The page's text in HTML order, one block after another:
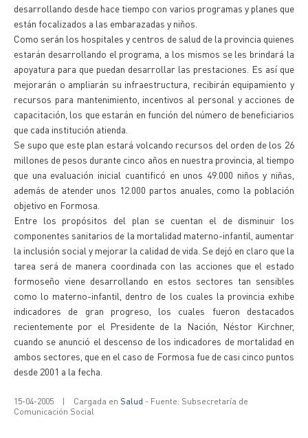
desarrollando desde hace tiempo con varios programas y planes que
están focalizados a las embarazadas y niños.
Como serán los hospitales y centros de salud de la provincia quienes
estarán desarrollando el programa, a los mismos se les brindará la
apoyatura para que puedan desarrollar las prestaciones. Es así que
mejorarán o ampliarán su infraestructura, recibirán equipamiento y
recursos para mantenimiento, incentivos al personal y acciones de
capacitación, los que estarán en función del número de beneficiarios
que cada institución atienda.
Se supo que este plan estará volcando recursos del orden de los 26
millones de pesos durante cinco años en nuestra provincia, al tiempo
que una evaluación inicial cuantificó en unos 49.000 niños y niñas,
además de atender unos 12.000 partos anuales, como la población
objetivo en Formosa.
Entre los propósitos del plan se cuentan el de disminuir los
componentes sanitarios de la mortalidad materno-infantil, aumentar
la inclusión social y mejorar la calidad de vida. Se dejó en claro que la
tarea será de manera coordinada con las acciones que el estado
formoseño viene desarrollando en estos sectores tan sensibles
como lo materno-infantil, dentro de los cuales la provincia exhibe
indicadores de gran progreso, los cuales fueron destacados
recientemente por el Presidente de la Nación, Néstor Kirchner,
cuando se anunció el descenso de los indicadores de mortalidad en
ambos sectores, que en el caso de Formosa fue de casi cinco puntos
desde 2001 a la fecha.
15-04-2005 | Cargada en Salud - Fuente: Subsecretaría de
Comunicación Social